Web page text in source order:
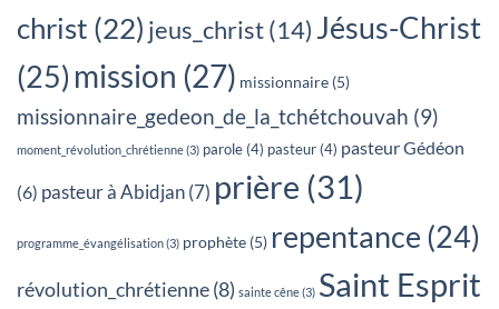
christ (22) jeus_christ(14) Jésus-Christ
(25) mission (27) missionnaire (5)
missionnaire_gedeon_de_la_tchétchouvah (9)
moment_révolution_chrétienne(3) parole (4) pasteur (4) pasteur Gédéon
(6) pasteur à Abidjan(7) prière (31)
programme_évangélisation(3) prophète (5) repentance (24)
révolution_chrétienne(8) sainte cêne(3) Saint Esprit